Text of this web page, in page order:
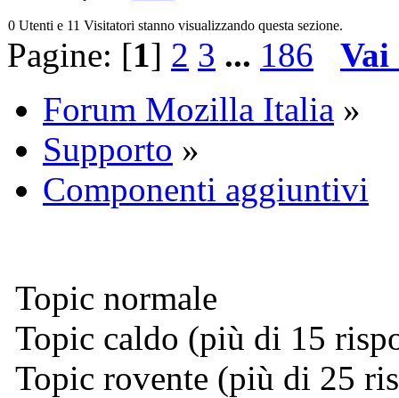
0 Utenti e 11 Visitatori stanno visualizzando questa sezione.
Pagine: [1] 2 3 ... 186
Vai
Forum Mozilla Italia »
Supporto »
Componenti aggiuntivi
Topic normale
Topic caldo (più di 15
Topic rovente (più di 25